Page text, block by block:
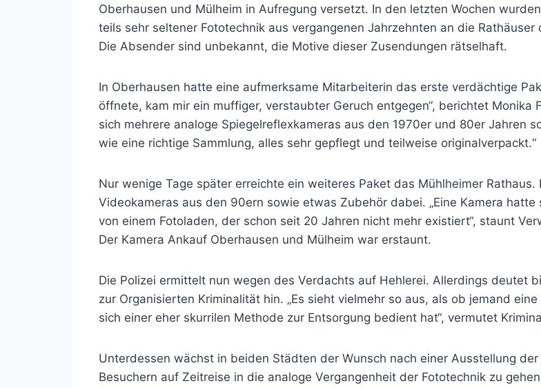
Oberhausen und Mülheim in Aufregung versetzt. In den letzten Wochen
teils sehr seltener Fototechnik aus vergangenen Jahrzehnten an die
Die Absender sind unbekannt, die Motive dieser Zusendungen rätselhaft.
In Oberhausen hatte eine aufmerksame Mitarbeiterin das erste verdächtige
öffnete, kam mir ein muffiger, verstaubter Geruch entgegen“, berichtet Monika
sich mehrere analoge Spiegelreflexkameras aus den 1970er und 80er Jahren
wie eine richtige Sammlung, alles sehr gepflegt und teilweise originalverpackt.“
Nur wenige Tage später erreichte ein weiteres Paket das Mühlheimer
Videokameras aus den 90ern sowie etwas Zubehör dabei. „Eine Kamera
von einem Fotoladen, der schon seit 20 Jahren nicht mehr existiert“, staunt
Der Kamera Ankauf Oberhausen und Mülheim war erstaunt.
Die Polizei ermittelt nun wegen des Verdachts auf Hehlerei. Allerdings deutet
zur Organisierten Kriminalität hin. „Es sieht vielmehr so aus, als ob jemand
sich einer eher skurrilen Methode zur Entsorgung bedient hat“, vermutet
Unterdessen wächst in beiden Städten der Wunsch nach einer Ausstellung
Besuchern auf Zeitreise in die analoge Vergangenheit der Fototechnik zu